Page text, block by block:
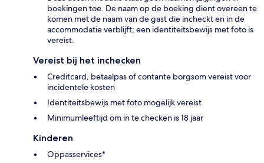
boekingen toe. De naam op de boeking dient overeen te
komen met de naam van de gast die incheckt en in de
accommodatie verblijft; een identiteitsbewijs met foto is
vereist.
Vereist bij het inchecken
Creditcard, betaalpas of contante borgsom vereist voor
incidentele kosten
Identiteitsbewijs met foto mogelijk vereist
Minimumleeftijd om in te checken is 18 jaar
Kinderen
Oppasservices*